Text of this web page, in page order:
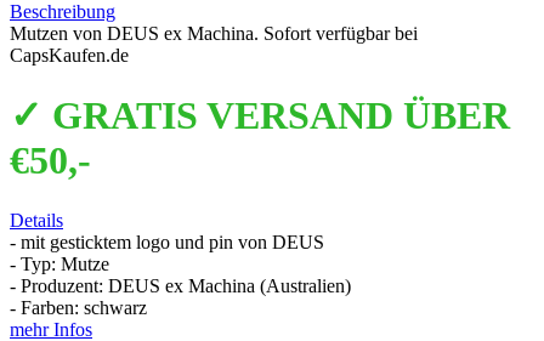
Beschreibung
Mutzen von DEUS ex Machina. Sofort verfügbar bei
CapsKaufen.de
✓ GRATIS VERSAND ÜBER
€50,-
Details
- mit gesticktem logo und pin von DEUS
- Typ: Mutze
- Produzent: DEUS ex Machina (Australien)
- Farben: schwarz
mehr Infos